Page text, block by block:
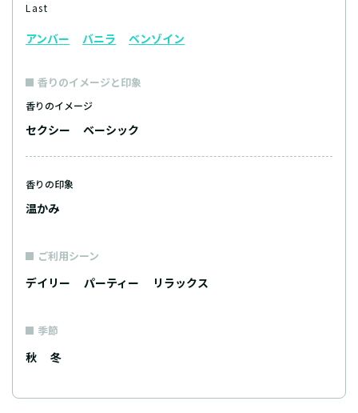
Last
アンバー バニラ ベンゾイン
香りのイメージと印象
香りのイメージ
セクシー ベーシック
香りの印象
温かみ
ご利用シーン
デイリー パーティー リラックス
季節
秋 冬